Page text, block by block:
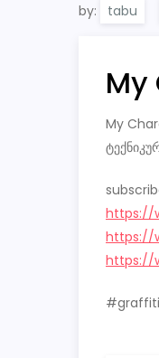
by: tabu
My
My
https://
https://
https://